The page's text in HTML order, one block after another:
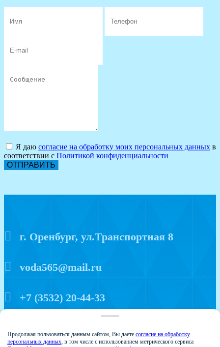
Я даю согласие на обработку моих персональных данных в
соответствии с Политикой конфиденциальности
ОТПРАВИТЬ
г. Оренбург, ул.Транспортная 8
voda565@mail.ru
+7 (3532) 20-44-33
Продолжая пользоваться данным сайтом, Вы даете согласие на обработку
персональных данных, в том числе с использованием метрического сервиса